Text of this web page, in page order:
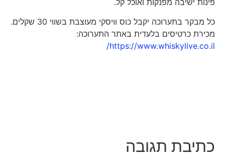
פינות ישיבה מפנקות ואוכל קל.
כל מבקר בתערוכה יקבל כוס וויסקי מעוצבת בשווי 30 שקלים.
מכירת כרטיסים בלעדית באתר התערוכה:
https://www.whiskylive.co.il/
כתיבת תגובה